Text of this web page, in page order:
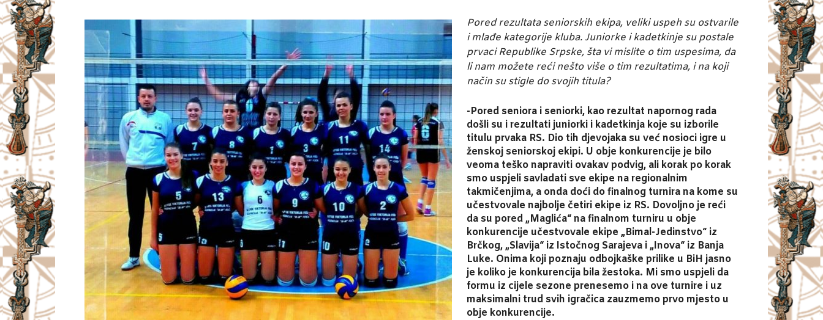
Pored rezultata seniorskih ekipa, veliki uspeh su ostvarile
i mlađe kategorije kluba. Juniorke i kadetkinje su postale
prvaci Republike Srpske, šta vi mislite o tim uspesima, da
li nam možete reći nešto više o tim rezultatima, i na koji
način su stigle do svojih titula?
-Pored seniora i seniorki, kao rezultat napornog rada
došli su i rezultati juniorki i kadetkinja koje su izborile
titulu prvaka RS. Dio tih djevojaka su već nosioci igre u
ženskoj seniorskoj ekipi. U obje konkurencije je bilo
veoma teško napraviti ovakav podvig, ali korak po korak
smo uspjeli savladati sve ekipe na regionalnim
takmičenjima, a onda doći do finalnog turnira na kome su
učestvovale najbolje četiri ekipe iz RS. Dovoljno je reći
da su pored „Maglića“ na finalnom turniru u obje
konkurencije učestvovale ekipe „Bimal-Jedinstvo“ iz
Brčkog, „Slavija“ iz Istočnog Sarajeva i „Inova“ iz Banja
Luke. Onima koji poznaju odbojkaške prilike u BiH jasno
je koliko je konkurencija bila žestoka. Mi smo uspjeli da
formu iz cijele sezone prenesemo i na ove turnire i uz
maksimalni trud svih igračica zauzmemo prvo mjesto u
obje konkurencije.